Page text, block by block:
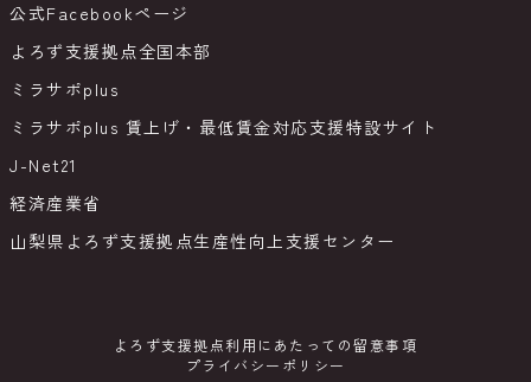
公式Facebookページ
よろず支援拠点全国本部
ミラサポplus
ミラサポplus 賃上げ・最低賃金対応支援特設サイト
J-Net21
経済産業省
山梨県よろず支援拠点生産性向上支援センター
よろず支援拠点利用にあたっての留意事項
プライバシーポリシー